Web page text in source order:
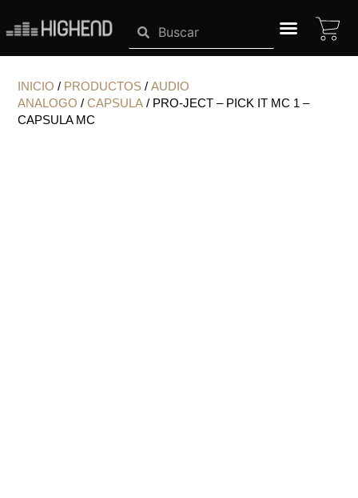
contenido
INICIO / PRODUCTOS / AUDIO
ANALOGO / CAPSULA / PRO-JECT – PICK IT MC 1 –
CAPSULA MC